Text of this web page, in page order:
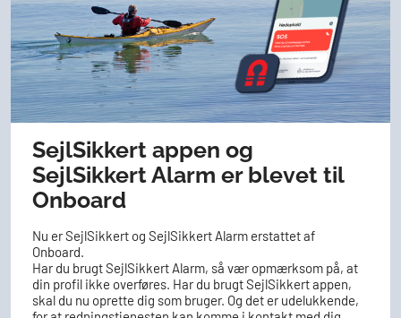
SejlSikkert appen og
SejlSikkert Alarm er blevet til
Onboard
Nu er SejlSikkert og SejlSikkert Alarm erstattet af
Onboard.
Har du brugt SejlSikkert Alarm, så vær opmærksom på, at
din profil ikke overføres. Har du brugt SejlSikkert appen,
skal du nu oprette dig som bruger. Og det er udelukkende,